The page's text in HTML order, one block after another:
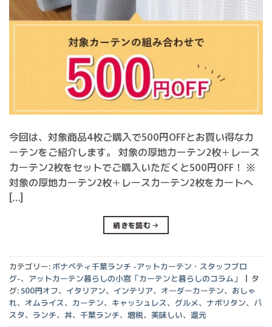
今回は、対象商品4枚ご購入で500円OFFとお買い得なカ
ーテンをご紹介します。 対象の厚地カーテン2枚＋レース
カーテン2枚をセットでご購入いただくと500円OFF！ ※
対象の厚地カーテン2枚＋レースカーテン2枚をカートへ
[…]
続きを読む→
カテゴリー: ボナペティ千葉ランチ -アットカーテン・スタッフブロ
グ-、 アットカーテン暮らしの小窓「カーテンと暮らしのコラム」 | タ
グ:500円オフ、 イタリアン、 インテリア、 オーダーカーテン、 おしゃ
れ、 オムライス、 カーテン、 キャッシュレス、 グルメ、 ナポリタン、 パ
スタ、 ランチ、 丼、 千葉ランチ、 増税、 美味しい、 還元